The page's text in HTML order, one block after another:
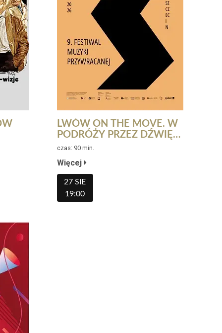
LWÓW ON THE MOVE. W
PODRÓŻY PRZEZ DŹWIĘKI
HISTORII. KONCERT W
MUZYKI PRZYWRACANEJ
czas: 90 min.
Więcej
27 SIE
19:00